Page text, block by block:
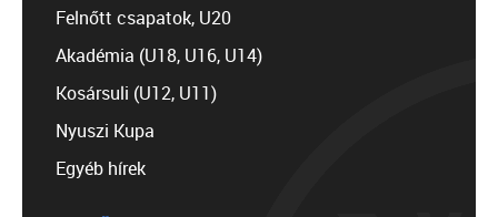
Felnőtt csapatok, U20
Akadémia (U18, U16, U14)
Kosársuli (U12, U11)
Nyuszi Kupa
Egyéb hírek